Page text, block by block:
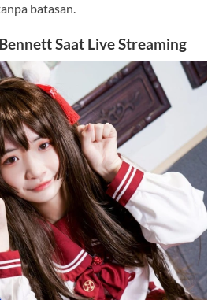
batasan.
Saat Live Streaming